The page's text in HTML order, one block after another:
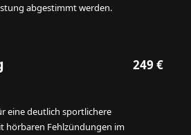
abgestimmt werden.
249 €
eine deutlich sportlichere
hörbaren Fehlzündungen im